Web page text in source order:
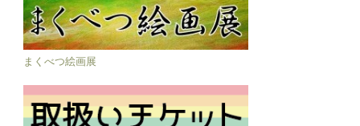
まくべつ絵画展